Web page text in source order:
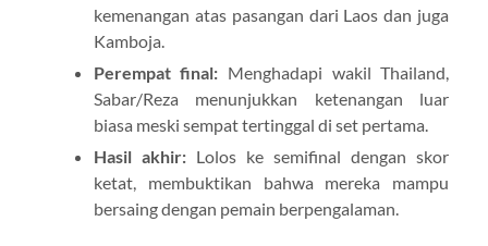
kemenangan atas pasangan dari Laos dan juga
Kamboja.
Perempat final: Menghadapi wakil Thailand,
Sabar/Reza menunjukkan ketenangan luar
biasa meski sempat tertinggal di set pertama.
Hasil akhir:Lolos ke semifinal dengan skor
ketat, membuktikan bahwa mereka mampu
bersaing dengan pemain berpengalaman.